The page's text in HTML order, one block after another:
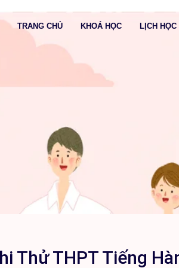
TRANG CHỦ KHOÁ HỌC LỊCH HỌC
Thử THPT Tiếng